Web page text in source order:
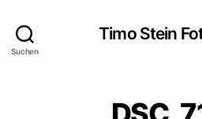
Suchen
Timo Stein